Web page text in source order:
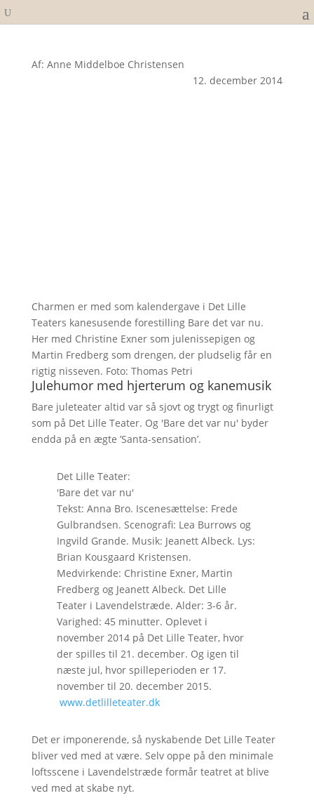
Af: Anne Middelboe Christensen
12. december 2014
Charmen er med som kalendergave i Det Lille
Teaters kanesusende forestilling Bare det var nu.
Her med Christine Exner som julenissepigen og
Martin Fredberg som drengen, der pludselig får en
rigtig nisseven. Foto: Thomas Petri
Julehumor med hjerterum og kanemusik
Bare juleteater altid var så sjovt og trygt og finurligt
som på Det Lille Teater. Og 'Bare det var nu' byder
endda på en ægte ’Santa-sensation’.
Det Lille Teater:
'Bare det var nu'
Tekst: Anna Bro. Iscenesættelse: Frede
Gulbrandsen. Scenografi: Lea Burrows og
Ingvild Grande. Musik: Jeanett Albeck. Lys:
Brian Kousgaard Kristensen.
Medvirkende: Christine Exner, Martin
Fredberg og Jeanett Albeck. Det Lille
Teater i Lavendelstræde. Alder: 3-6 år.
Varighed: 45 minutter. Oplevet i
november 2014 på Det Lille Teater, hvor
der spilles til 21. december. Og igen til
næste jul, hvor spilleperioden er 17.
november til 20. december 2015.
www.detlilleteater.dk
Det er imponerende, så nyskabende Det Lille Teater
bliver ved med at være. Selv oppe på den minimale
loftsscene i Lavendelstræde formår teatret at blive
ved med at skabe nyt.